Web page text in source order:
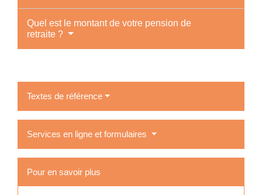
Quel est le montant de votre pension de
retraite ?
Textes de référence
Services en ligne et formulaires
Pour en savoir plus